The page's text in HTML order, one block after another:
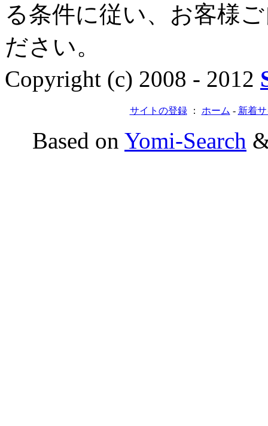
る条件に従い、お客様
ださい。
Copyright (c) 2008 - 2012
サイトの登録： ホーム - 新着
Based on Yomi-Search